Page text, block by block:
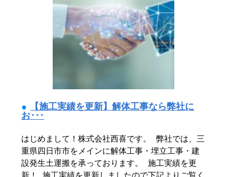
【施工実績を更新】解体工事なら弊社に
お･･･
はじめまして！株式会社西喜です。 弊社では、三
重県四日市市をメインに解体工事・埋立工事・建
設発生土運搬を承っております。 施工実績を更